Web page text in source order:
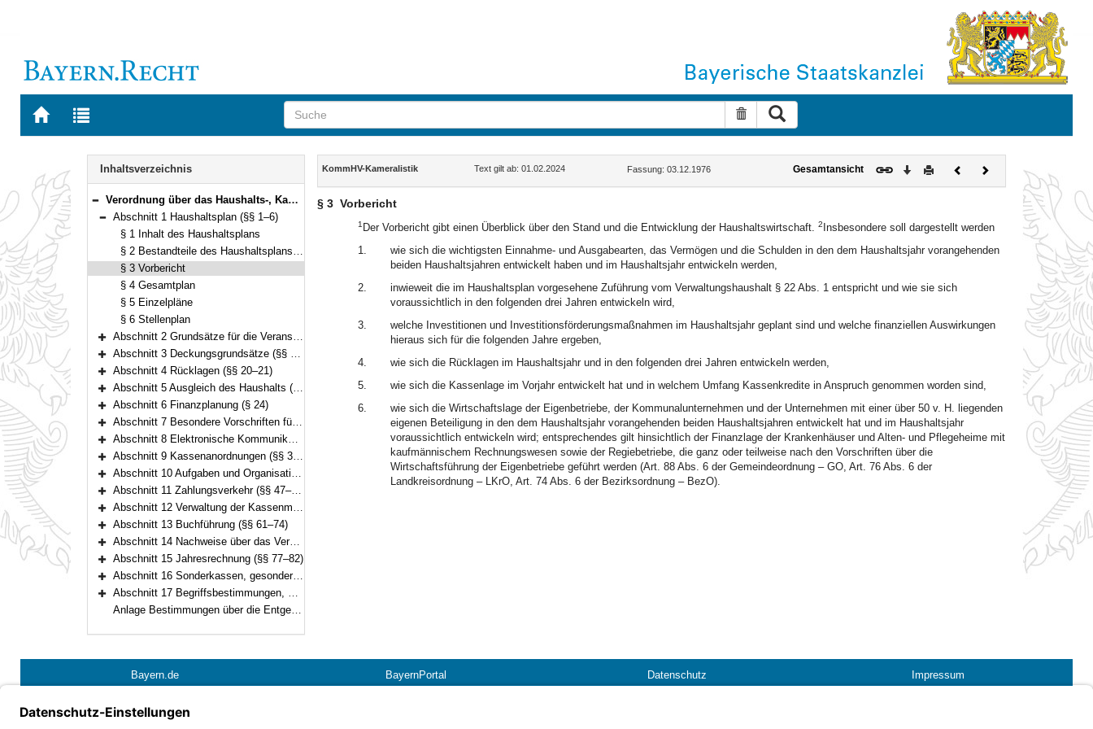
Zur
BAYERN.RECHT
Zur
letzten
Suche zurücksetzen
Navigation
Inhaltsverzeichnis
Bereich reduzieren
Verordnung über das Haushalts-, Kassen- und Rechnungswesen der Gemeinden, der Landkreise und der Bezirke nach den Grundsätzen der Kameralistik (Kommunalhaushaltsverordnung – Kameralistik – KommHV-Kameralistik) Vom 3. Dezember 1976 (BayRS Nr. II S. 443) BayRS 2023-1-I (§§ 1–89)
Bereich reduzieren
Abschnitt 1 Haushaltsplan (§§ 1–6)
§ 1 Inhalt des Haushaltsplans
§ 2 Bestandteile des Haushaltsplans, Anlagen
§ 3 Vorbericht
§ 4 Gesamtplan
§ 5 Einzelpläne
§ 6 Stellenplan
Bereich erweitern
Abschnitt 2 Grundsätze für die Veranschlagung (§§ 7–15)
Bereich erweitern
Abschnitt 3 Deckungsgrundsätze (§§ 16–19)
Bereich erweitern
Abschnitt 4 Rücklagen (§§ 20–21)
Bereich erweitern
Abschnitt 5 Ausgleich des Haushalts (§§ 22–23)
Bereich erweitern
Abschnitt 6 Finanzplanung (§ 24)
Bereich erweitern
Abschnitt 7 Besondere Vorschriften für die Haushaltswirtschaft (§§ 25–36)
Bereich erweitern
Abschnitt 8 Elektronische Kommunikation, automatisierte Verfahren (§ 37)
Bereich erweitern
Abschnitt 9 Kassenanordnungen (§§ 38–41)
Bereich erweitern
Abschnitt 10 Aufgaben und Organisation der Kasse (§§ 42–46)
Bereich erweitern
Abschnitt 11 Zahlungsverkehr (§§ 47–56)
Bereich erweitern
Abschnitt 12 Verwaltung der Kassenmittel, der Wertgegenstände und anderer Gegenstände (§§ 57–60)
Bereich erweitern
Abschnitt 13 Buchführung (§§ 61–74)
Bereich erweitern
Abschnitt 14 Nachweise über das Vermögen (§§ 75–76)
Bereich erweitern
Abschnitt 15 Jahresrechnung (§§ 77–82)
Bereich erweitern
Abschnitt 16 Sonderkassen, gesonderte Kassen (§§ 83–85)
Bereich erweitern
Abschnitt 17 Begriffsbestimmungen, Übergangs- und Schlußvorschriften (§§ 86–89)
Anlage Bestimmungen über die Entgegennahme von Schecks
Inhalt
KommHV-Kameralistik Text gilt ab: 01.02.2024 Fassung: 03.12.1976 Gesamtansicht Download
DruckenVorherigesNächstes
Dokument
§ 3 Vorbericht
1 Der Vorbericht gibt einen Überblick über den Stand und die Entwicklung der Haushaltswirtschaft. 2 Insbesondere soll dargestellt werden
1.
wie sich die wichtigsten Einnahme- und Ausgabearten, das Vermögen und die Schulden in den dem Haushaltsjahr vorangehenden
beiden Haushaltsjahren entwickelt haben und im Haushaltsjahr entwickeln werden,
2.
inwieweit die im Haushaltsplan vorgesehene Zuführung vom Verwaltungshaushalt § 22 Abs. 1 entspricht und wie sie sich
voraussichtlich in den folgenden drei Jahren entwickeln wird,
3.
welche Investitionen und Investitionsförderungsmaßnahmen im Haushaltsjahr geplant sind und welche finanziellen Auswirkungen
hieraus sich für die folgenden Jahre ergeben,
4.
wie sich die Rücklagen im Haushaltsjahr und in den folgenden drei Jahren entwickeln werden,
5.
wie sich die Kassenlage im Vorjahr entwickelt hat und in welchem Umfang Kassenkredite in Anspruch genommen worden sind,
6.
wie sich die Wirtschaftslage der Eigenbetriebe, der Kommunalunternehmen und der Unternehmen mit einer über 50 v. H. liegenden
eigenen Beteiligung in den dem Haushaltsjahr vorangehenden beiden Haushaltsjahren entwickelt hat und im Haushaltsjahr
voraussichtlich entwickeln wird; entsprechendes gilt hinsichtlich der Finanzlage der Krankenhäuser und Alten- und Pflegeheime mit
kaufmännischem Rechnungswesen sowie der Regiebetriebe, die ganz oder teilweise nach den Vorschriften über die
Wirtschaftsführung der Eigenbetriebe geführt werden (Art. 88 Abs. 6 der Gemeindeordnung – GO, Art. 76 Abs. 6 der
Landkreisordnung – LKrO, Art. 74 Abs. 6 der Bezirksordnung – BezO).
Bayern.de BayernPortal Datenschutz
Impressum